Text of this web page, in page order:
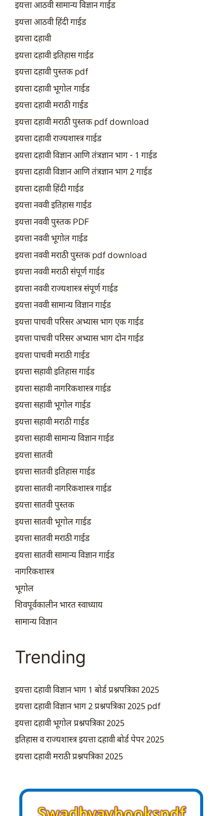
इयत्ता आठवी सामान्य विज्ञान गाईड
इयत्ता आठवी हिंदी गाईड
इयत्ता दहावी
इयत्ता दहावी इतिहास गाईड
इयत्ता दहावी पुस्तक pdf
इयत्ता दहावी भूगोल गाईड
इयत्ता दहावी मराठी गाईड
इयत्ता दहावी मराठी पुस्तक pdf download
इयत्ता दहावी राज्यशास्त्र गाईड
इयत्ता दहावी विज्ञान आणि तंत्रज्ञान भाग - 1 गाईड
इयत्ता दहावी विज्ञान आणि तंत्रज्ञान भाग 2 गाईड
इयत्ता दहावी हिंदी गाईड
इयत्ता नववी इतिहास गाईड
इयत्ता नववी पुस्तक PDF
इयत्ता नववी भूगोल गाईड
इयत्ता नववी मराठी पुस्तक pdf download
इयत्ता नववी मराठी संपूर्ण गाईड
इयत्ता नववी राज्यशास्त्र संपूर्ण गाईड
इयत्ता नववी सामान्य विज्ञान गाईड
इयत्ता पाचवी परिसर अभ्यास भाग एक गाईड
इयत्ता पाचवी परिसर अभ्यास भाग दोन गाईड
इयत्ता पाचवी मराठी गाईड
इयत्ता सहावी इतिहास गाईड
इयत्ता सहावी नागरिकशास्त्र गाईड
इयत्ता सहावी भूगोल गाईड
इयत्ता सहावी मराठी गाईड
इयत्ता सहावी सामान्य विज्ञान गाईड
इयत्ता सातवी
इयत्ता सातवी इतिहास गाईड
इयत्ता सातवी नागरिकशास्त्र गाईड
इयत्ता सातवी पुस्तक
इयत्ता सातवी भूगोल गाईड
इयत्ता सातवी मराठी गाईड
इयत्ता सातवी सामान्य विज्ञान गाईड
नागरिकशास्त्र
भूगोल
शिवपूर्वकालीन भारत स्वाध्याय
सामान्य विज्ञान
Trending
इयत्ता दहावी विज्ञान भाग 1 बोर्ड प्रश्नपत्रिका 2025
इयत्ता दहावी विज्ञान भाग 2 प्रश्नपत्रिका 2025 pdf
इयत्ता दहावी भूगोल प्रश्नपत्रिका 2025
इतिहास व राज्यशास्त्र इयत्ता दहावी बोर्ड पेपर 2025
इयत्ता दहावी मराठी प्रश्नपत्रिका 2025